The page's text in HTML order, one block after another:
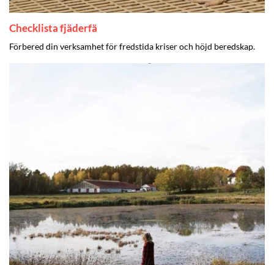
Checklista fjäderfä
Förbered din verksamhet för fredstida kriser och höjd beredskap.